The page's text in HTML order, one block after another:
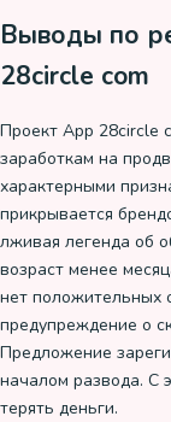
Выводы по
28circle com
Проект App 28circle
заработкам на
характерными
прикрывается
лживая легенда об
возраст менее
нет положительных
предупреждение о
Предложение
началом развода. С
терять деньги.